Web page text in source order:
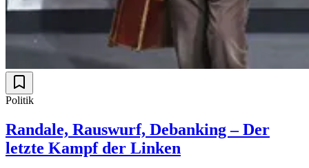
Politik
Randale, Rauswurf, Debanking – Der
letzte Kampf der Linken